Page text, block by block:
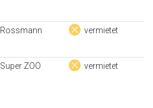
Rossmann vermietet
Super ZOO vermietet